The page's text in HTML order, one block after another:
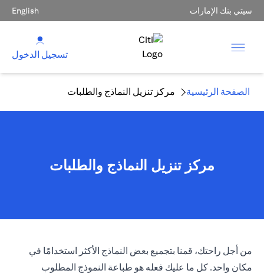
سيتي بنك الإمارات English
تسجيل الدخول
الصفحة الرئيسية مركز تنزيل النماذج والطلبات
مركز تنزيل النماذج والطلبات
من أجل راحتك، قمنا بتجميع بعض النماذج الأكثر استخدامًا في
مكان واحد. كل ما عليك فعله هو طباعة النموذج المطلوب